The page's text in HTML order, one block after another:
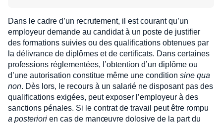
Dans le cadre d’un recrutement, il est courant qu’un
employeur demande au candidat à un poste de justifier
des formations suivies ou des qualifications obtenues par
la délivrance de diplômes et de certificats. Dans certaines
professions réglementées, l’obtention d’un diplôme ou
d’une autorisation constitue même une condition sine qua
non. Dès lors, le recours à un salarié ne disposant pas des
qualifications exigées, peut exposer l’employeur à des
sanctions pénales. Si le contrat de travail peut être rompu
a posteriori en cas de manœuvre dolosive de la part du